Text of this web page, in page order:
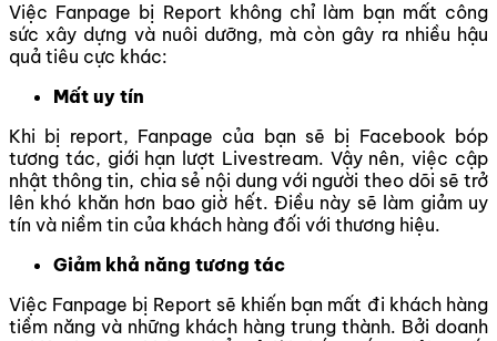
Việc Fanpage bị Report không chỉ làm bạn mất công
sức xây dựng và nuôi dưỡng, mà còn gây ra nhiều hậu
quả tiêu cực khác:
Mất uy tín
Khi bị report, Fanpage của bạn sẽ bị Facebook bóp
tương tác, giới hạn lượt Livestream. Vậy nên, việc cập
nhật thông tin, chia sẻ nội dung với người theo dõi sẽ trở
lên khó khăn hơn bao giờ hết. Điều này sẽ làm giảm uy
tín và niềm tin của khách hàng đối với thương hiệu.
Giảm khả năng tương tác
Việc Fanpage bị Report sẽ khiến bạn mất đi khách hàng
tiềm năng và những khách hàng trung thành. Bởi doanh